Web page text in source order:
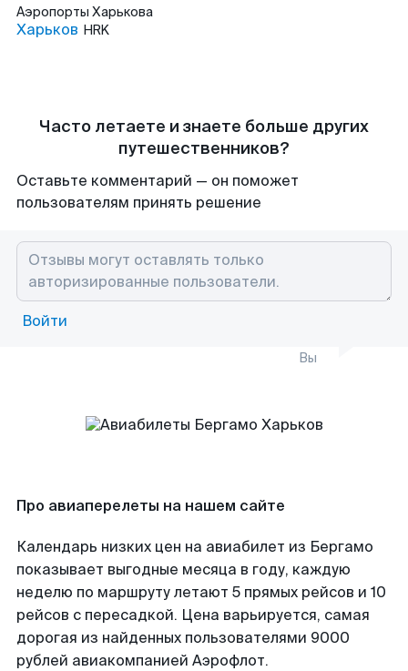
Аэропорты Харькова
Харьков HRK
Часто летаете и знаете больше других
путешественников?
Оставьте комментарий — он поможет
пользователям принять решение
Войти
Вы
Про авиаперелеты на нашем сайте
Календарь низких цен на авиабилет из Бергамо
показывает выгодные месяца в году, каждую
неделю по маршруту летают 5 прямых рейсов и 10
рейсов с пересадкой. Цена варьируется, самая
дорогая из найденных пользователями 9000
рублей авиакомпанией Аэрофлот.